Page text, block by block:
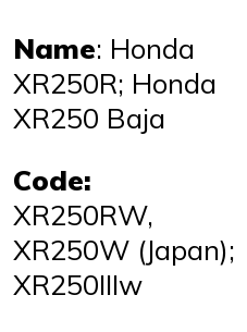
Name: Honda
XR250R; Honda
XR250 Baja
Code:
XR250RW,
XR250W (Japan);
XR250IIIw